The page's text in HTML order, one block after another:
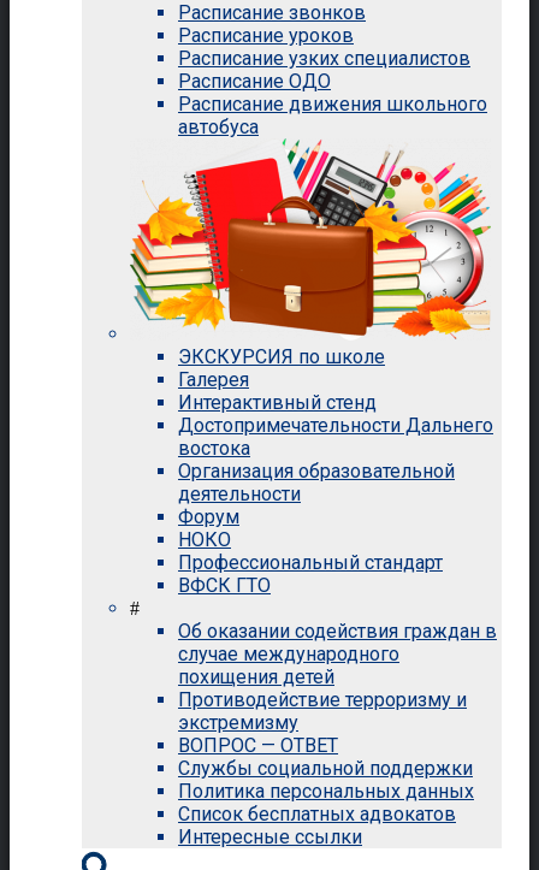
Расписание звонков
Расписание уроков
Расписание узких специалистов
Расписание ОДО
Расписание движения школьного
автобуса
ЭКСКУРСИЯ по школе
Галерея
Интерактивный стенд
Достопримечательности Дальнего
востока
Организация образовательной
деятельности
Форум
НОКО
Профессиональный стандарт
ВФСК ГТО
#
Об оказании содействия граждан в
случае международного
похищения детей
Противодействие терроризму и
экстремизму
ВОПРОС — ОТВЕТ
Службы социальной поддержки
Политика персональных данных
Список бесплатных адвокатов
Интересные ссылки